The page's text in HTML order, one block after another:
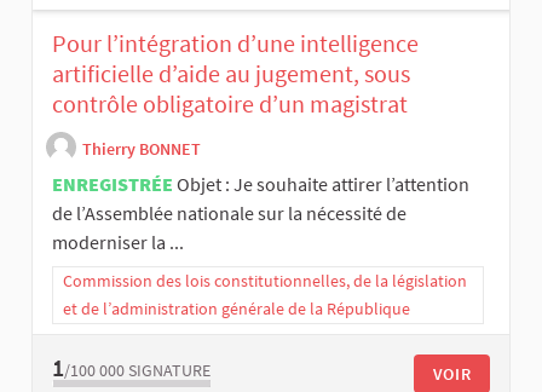
Pour l’intégration d’une intelligence
artificielle d’aide au jugement, sous
contrôle obligatoire d’un magistrat
Thierry BONNET
ENREGISTRÉE Objet : Je souhaite attirer l’attention
de l’Assemblée nationale sur la nécessité de
moderniser la ...
Commission des lois constitutionnelles, de la législation
et de l’administration générale de la République
1/100 000 SIGNATURE VOIR